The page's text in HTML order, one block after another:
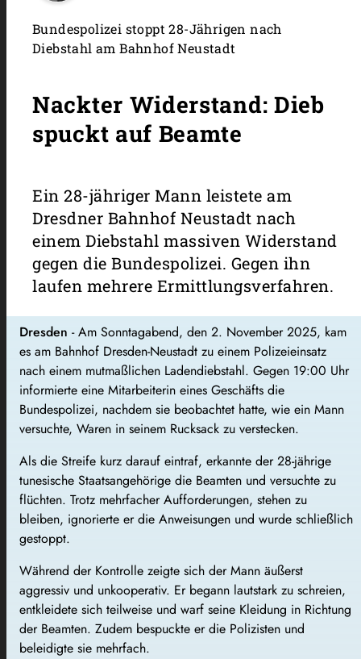
Bundespolizei stoppt 28-Jährigen nach
Diebstahl am Bahnhof Neustadt
Nackter Widerstand: Dieb
spuckt auf Beamte
Ein 28-jähriger Mann leistete am
Dresdner Bahnhof Neustadt nach
einem Diebstahl massiven Widerstand
gegen die Bundespolizei. Gegen ihn
laufen mehrere Ermittlungsverfahren.
Dresden - Am Sonntagabend, den 2. November 2025, kam
es am Bahnhof Dresden-Neustadt zu einem Polizeieinsatz
nach einem mutmaßlichen Ladendiebstahl. Gegen 19:00 Uhr
informierte eine Mitarbeiterin eines Geschäfts die
Bundespolizei, nachdem sie beobachtet hatte, wie ein Mann
versuchte, Waren in seinem Rucksack zu verstecken.
Als die Streife kurz darauf eintraf, erkannte der 28-jährige
tunesische Staatsangehörige die Beamten und versuchte zu
flüchten. Trotz mehrfacher Aufforderungen, stehen zu
bleiben, ignorierte er die Anweisungen und wurde schließlich
gestoppt.
Während der Kontrolle zeigte sich der Mann äußerst
aggressiv und unkooperativ. Er begann lautstark zu schreien,
entkleidete sich teilweise und warf seine Kleidung in Richtung
der Beamten. Zudem bespuckte er die Polizisten und
beleidigte sie mehrfach.